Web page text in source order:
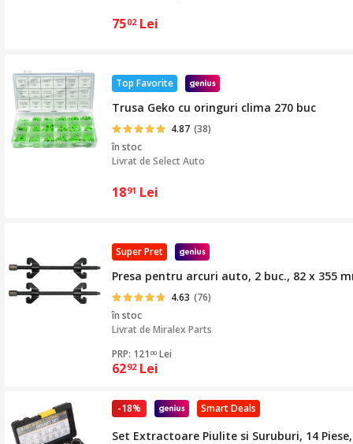
7502 Lei
Top Favorite
Trusa Geko cu oringuri clima 270 buc
4.87 (38)
în stoc
Livrat deSelect Auto
1891 Lei
Super Pret
Presa pentru arcuri auto, 2 buc., 82 x 355
4.63 (76)
în stoc
Livrat deMiralex Parts
PRP: 121 00 Lei
6292 Lei
Smart Deals
-18%
Set Extractoare Piulite si Suruburi, 14